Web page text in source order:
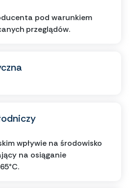
pod warunkiem
przeglądów.
wpływie na środowisko
na osiąganie